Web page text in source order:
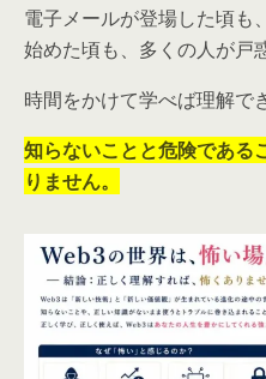
電子メールが登場した頃も
始めた頃も、多くの人が戸
時間をかけて学べば理解で
知らないことと危険である
りません。